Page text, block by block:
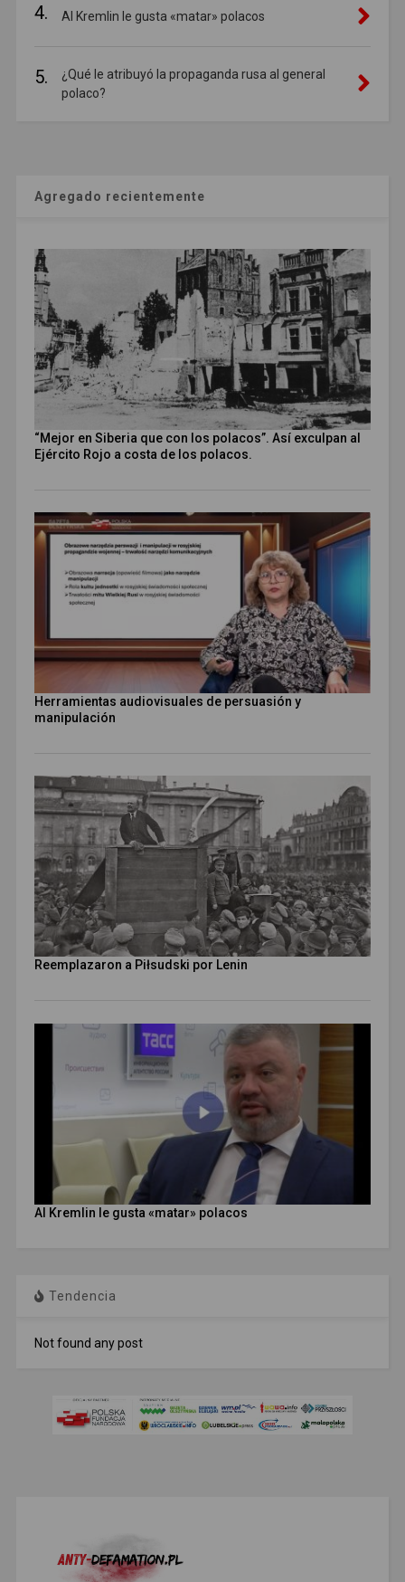
4. Al Kremlin le gusta «matar» polacos
5.
¿Qué le atribuyó la propaganda rusa al general
polaco?
Agregado recientemente
“Mejor en Siberia que con los polacos”. Así exculpan al
Ejército Rojo a costa de los polacos.
Herramientas audiovisuales de persuasión y
manipulación
Reemplazaron a Piłsudski por Lenin
Al Kremlin le gusta «matar» polacos
Tendencia
Not found any post